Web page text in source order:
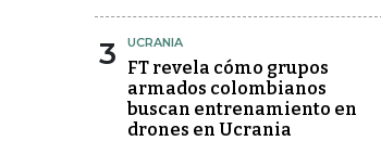
3 UCRANIA
FT revela cómo grupos
armados colombianos
buscan entrenamiento en
drones en Ucrania